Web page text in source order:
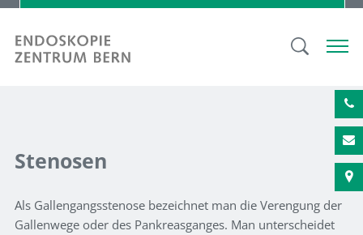
Stenosen
Als Gallengangsstenose bezeichnet man die Verengung der
Gallenwege oder des Pankreasganges. Man unterscheidet